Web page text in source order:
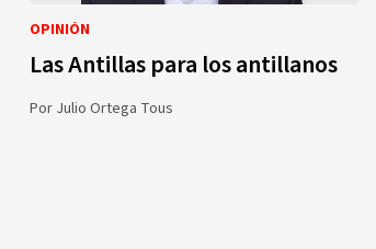
OPINIÓN
Las Antillas para los antillanos
Por Julio Ortega Tous